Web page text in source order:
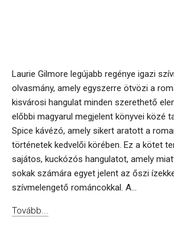
Laurie Gilmore legújabb regénye igazi
olvasmány, amely egyszerre ötvözi a
kisvárosi hangulat minden szerethető
előbbi magyarul megjelent könyvei közé
Spice kávézó, amely sikert aratott a
történetek kedvelői körében. Ez a kötet
sajátos, kuckózós hangulatot, amely
sokak számára egyet jelent az őszi
szívmelengető románcokkal. A...
Tovább...